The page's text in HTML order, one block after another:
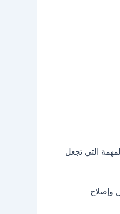
التي تجعل
وإصلاح